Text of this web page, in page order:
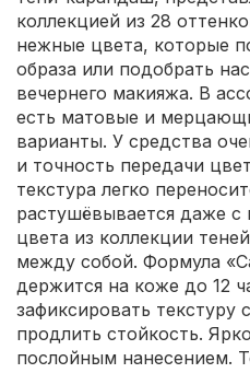
коллекцией из 28
нежные цвета, которые
образа или подобрать
вечернего макияжа. В
есть матовые и
варианты. У средства
и точность передачи
текстура легко
растушёвывается даже
цвета из коллекции
между собой. Формула
держится на коже до 12
зафиксировать
продлить стойкость.
послойным нанесением.